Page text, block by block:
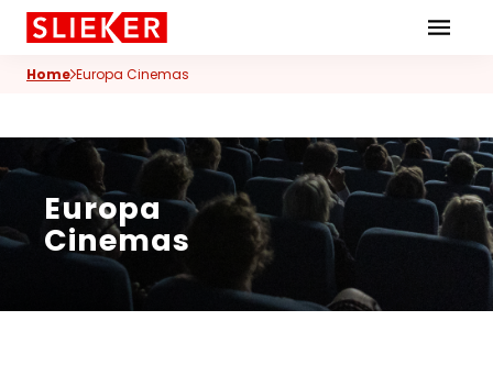
Skiplinks
Home Europa Cinemas
Europa
Cinemas